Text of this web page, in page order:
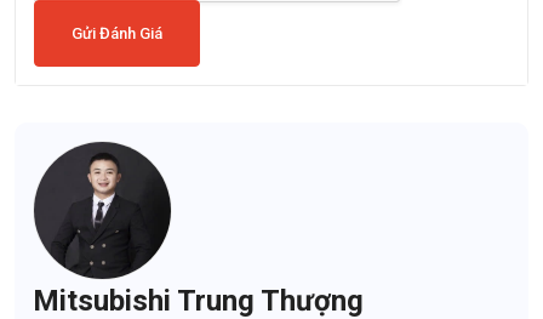
Gửi Đánh Giá
Mitsubishi Trung Thượng